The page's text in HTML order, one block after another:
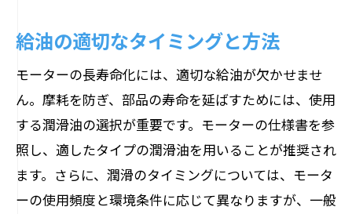
給油の適切なタイミングと方法
モーターの長寿命化には、適切な給油が欠かせませ
ん。摩耗を防ぎ、部品の寿命を延ばすためには、使用
する潤滑油の選択が重要です。モーターの仕様書を参
照し、適したタイプの潤滑油を用いることが推奨され
ます。さらに、潤滑のタイミングについては、モータ
ーの使用頻度と環境条件に応じて異なりますが、一般